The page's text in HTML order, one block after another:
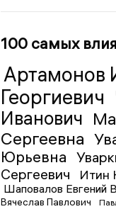
100 самых
Артамонов
Георгиевич
Иванович
Сергеевна
Юрьевна
Сергеевич
Итин
Шаповалов Евгений
Вячеслав Павлович